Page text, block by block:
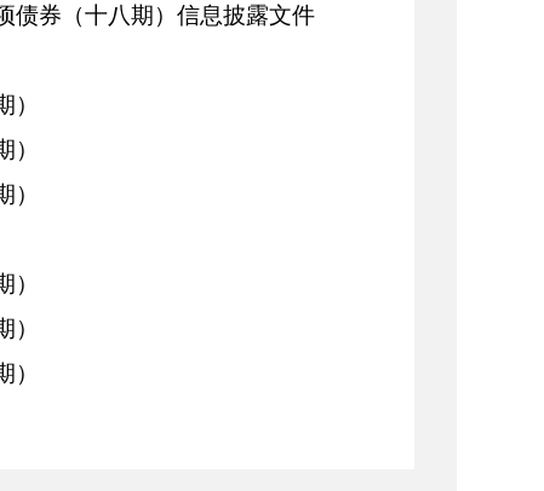
债券（十八期）信息披露文件